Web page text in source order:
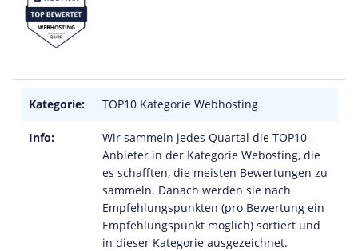
Kategorie: TOP10 Kategorie Webhosting
Info:
Wir sammeln jedes Quartal die TOP10-
Anbieter in der Kategorie Webosting, die
es schafften, die meisten Bewertungen zu
sammeln. Danach werden sie nach
Empfehlungspunkten (pro Bewertung ein
Empfehlungspunkt möglich) sortiert und
in dieser Kategorie ausgezeichnet.